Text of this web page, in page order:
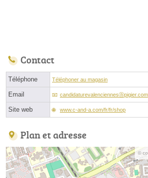
Contact
Téléphone Téléphoner au magasin
Email candidaturevalenciennesⓐpigier.com
Site web www.c-and-a.com/fr/fr/shop
Plan et adresse
©